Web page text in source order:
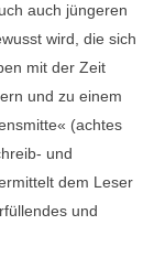
auch jüngeren
wird, die sich
mit der Zeit
und zu einem
(achtes
und
dem Leser
und